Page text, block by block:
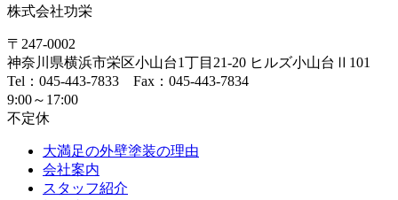
株式会社功栄
〒247-0002
神奈川県横浜市栄区小山台1丁目21-20 ヒルズ小山台Ⅱ101
Tel：045-443-7833 Fax：045-443-7834
9:00～17:00
不定休
大満足の外壁塗装の理由
会社案内
スタッフ紹介